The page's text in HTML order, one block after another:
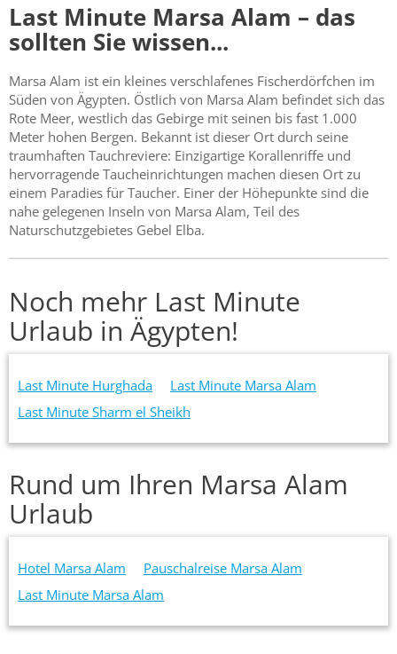
Last Minute Marsa Alam – das
sollten Sie wissen...
Marsa Alam ist ein kleines verschlafenes Fischerdörfchen im
Süden von Ägypten. Östlich von Marsa Alam befindet sich das
Rote Meer, westlich das Gebirge mit seinen bis fast 1.000
Meter hohen Bergen. Bekannt ist dieser Ort durch seine
traumhaften Tauchreviere: Einzigartige Korallenriffe und
hervorragende Taucheinrichtungen machen diesen Ort zu
einem Paradies für Taucher. Einer der Höhepunkte sind die
nahe gelegenen Inseln von Marsa Alam, Teil des
Naturschutzgebietes Gebel Elba.
Noch mehr Last Minute
Urlaub in Ägypten!
Last Minute Hurghada
Last Minute Marsa Alam
Last Minute Sharm el Sheikh
Rund um Ihren Marsa Alam
Urlaub
Hotel Marsa Alam
Pauschalreise Marsa Alam
Last Minute Marsa Alam